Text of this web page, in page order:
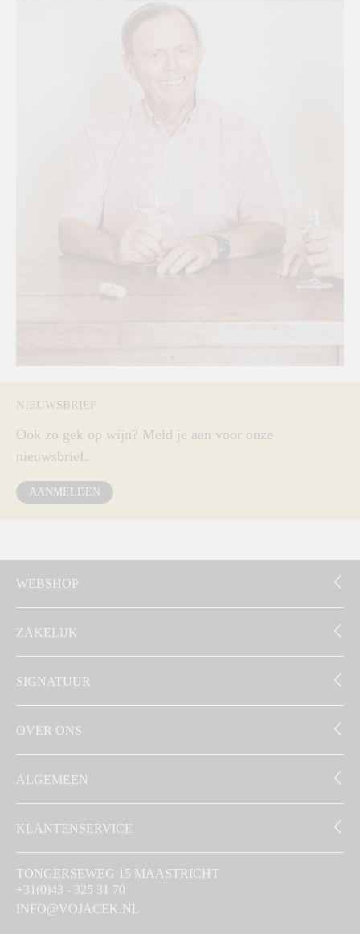
NIEUWSBRIEF
Ook zo gek op wijn? Meld je aan voor onze
nieuwsbrief.
AANMELDEN
WEBSHOP
ZAKELIJK
SIGNATUUR
OVER ONS
ALGEMEEN
KLANTENSERVICE
TONGERSEWEG 15 MAASTRICHT
+31(0)43 - 325 31 70
INFO@VOJACEK.NL